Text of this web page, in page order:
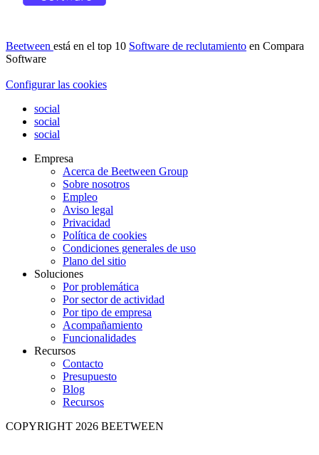
Beetween está en el top 10 Software de reclutamiento en Compara
Software
Configurar las cookies
social
social
social
Empresa
Acerca de Beetween Group
Sobre nosotros
Empleo
Aviso legal
Privacidad
Política de cookies
Condiciones generales de uso
Plano del sitio
Soluciones
Por problemática
Por sector de actividad
Por tipo de empresa
Acompañamiento
Funcionalidades
Recursos
Contacto
Presupuesto
Blog
Recursos
COPYRIGHT 2026 BEETWEEN